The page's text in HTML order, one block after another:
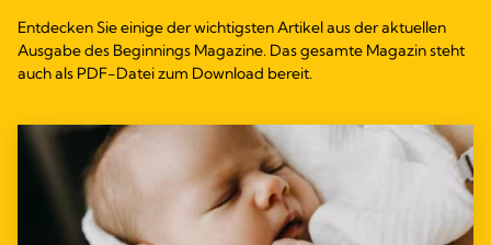
Entdecken Sie einige der wichtigsten Artikel aus der aktuellen
Ausgabe des Beginnings Magazine. Das gesamte Magazin steht
auch als PDF-Datei zum Download bereit.